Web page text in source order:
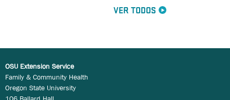
VER TODOS
OSU Extension Service
Family & Community Health
Oregon State University